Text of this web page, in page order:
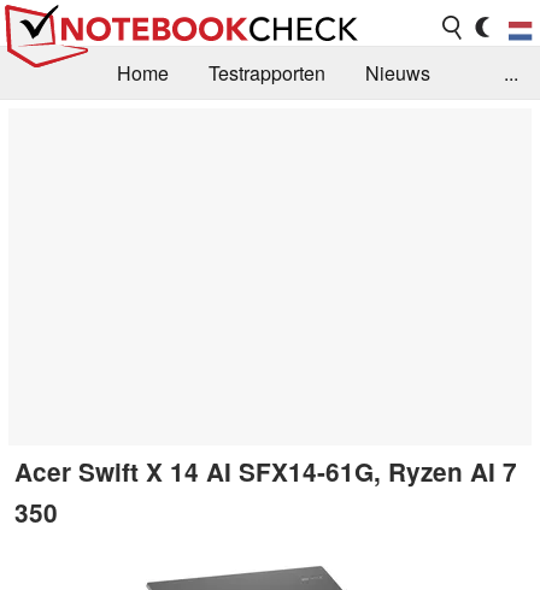
Home Testrapporten
Nieuws
...
Acer Swift X 14 AI SFX14-61G, Ryzen AI 7
350